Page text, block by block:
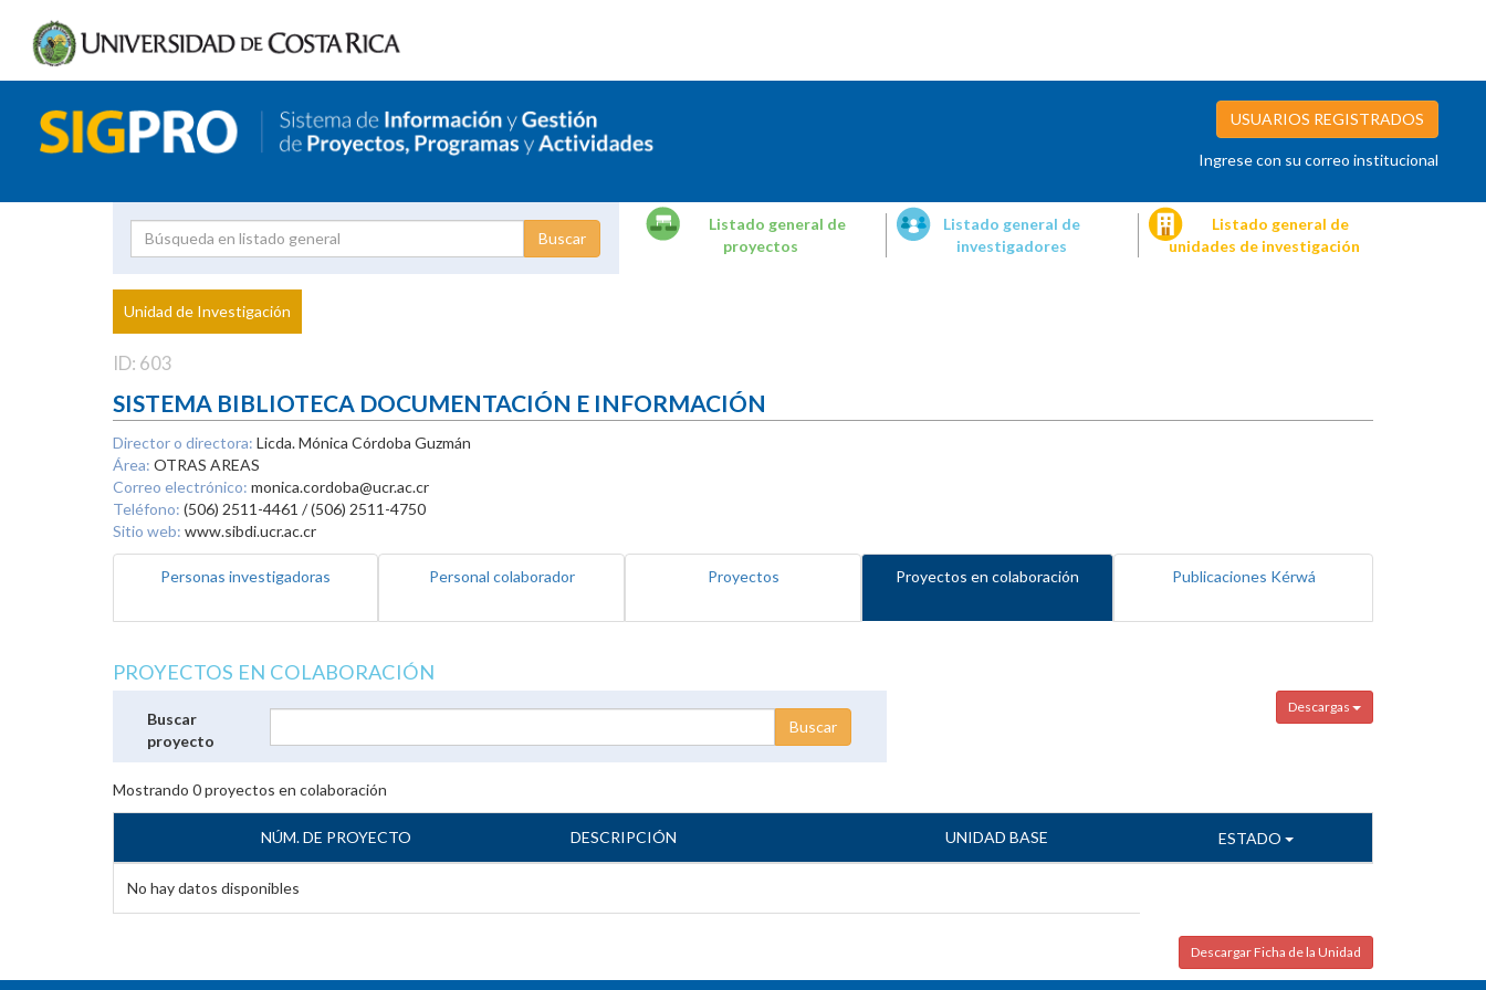
USUARIOS REGISTRADOS
Ingrese con su correo institucional
Proyecto
Investigador
Listado general de
proyectos
Listado general de
investigadores
Listado general de
unidades de investigación
Unidad de Investigación
ID: 603
SISTEMA BIBLIOTECA DOCUMENTACIÓN E INFORMACIÓN
Director o directora: Licda. Mónica Córdoba Guzmán
Área: OTRAS AREAS
Correo electrónico: monica.cordoba@ucr.ac.cr
Teléfono: (506) 2511-4461 / (506) 2511-4750
Sitio web: www.sibdi.ucr.ac.cr
Personas investigadoras Personal colaborador Proyectos Proyectos en colaboración Publicaciones Kérwá
PROYECTOS EN COLABORACIÓN
Descargas
Buscar
proyecto
Mostrando 0proyectos en colaboración
NÚM. DE PROYECTO DESCRIPCIÓN UNIDAD BASE ESTADO
No hay datos disponibles
Descargar Ficha de la Unidad